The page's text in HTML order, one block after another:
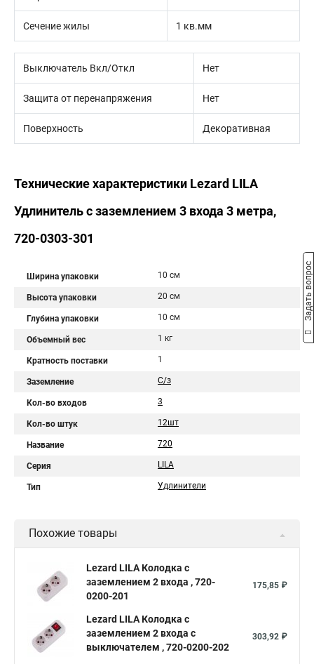
Сечение жилы 1 кв.мм
Выключатель Вкл/Откл Нет
Защита от перенапряжения Нет
Поверхность Декоративная
Технические характеристики Lezard LILA
Удлинитель с заземлением 3 входа 3 метра,
720-0303-301
Ширина упаковки 10 см
Высота упаковки 20 см
Глубина упаковки 10 см
Объемный вес 1 кг
Кратность поставки 1
Заземление С/з
Кол-во входов 3
Кол-во штук 12шт
Название 720
Серия LILA
Тип Удлинители
Похожие товары
Lezard LILA Колодка с
заземлением 2 входа , 720-
0200-201
175,85 ₽
Lezard LILA Колодка с
заземлением 2 входа с
выключателем , 720-0200-202
303,92 ₽
Задать вопрос